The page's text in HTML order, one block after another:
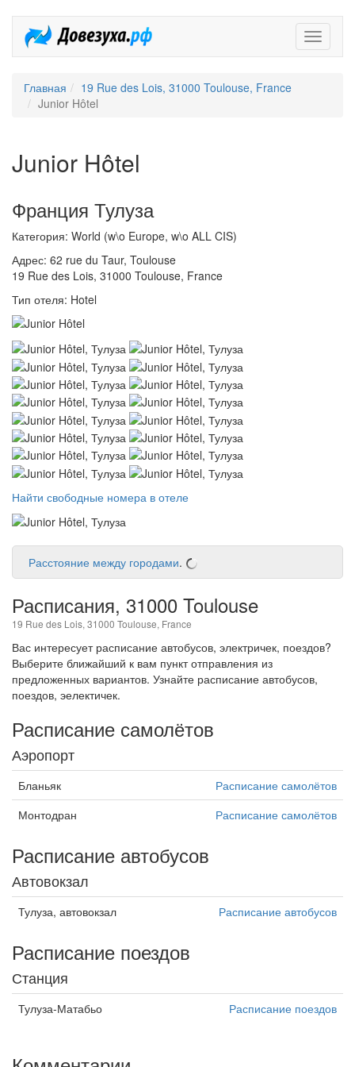
Главная
19 Rue des Lois, 31000 Toulouse, France
Junior Hôtel
Junior Hôtel
Франция Тулуза
Категория: World (w\o Europe, w\o ALL CIS)
Адрес: 62 rue du Taur, Toulouse
19 Rue des Lois, 31000 Toulouse, France
Тип отеля: Hotel
Найти свободные номера в отеле
Расстояние между городами.
Расписания, 31000 Toulouse
19 Rue des Lois, 31000 Toulouse, France
Вас интересует расписание автобусов, электричек, поездов?
Выберите ближайший к вам пункт отправления из
предложенных вариантов. Узнайте расписание автобусов,
поездов, эелектичек.
Расписание самолётов
Аэропорт
Бланьяк
Расписание самолётов
Монтодран
Расписание самолётов
Расписание автобусов
Автовокзал
Тулуза, автовокзал Расписание автобусов
Расписание поездов
Станция
Тулуза-Матабьо Расписание поездов